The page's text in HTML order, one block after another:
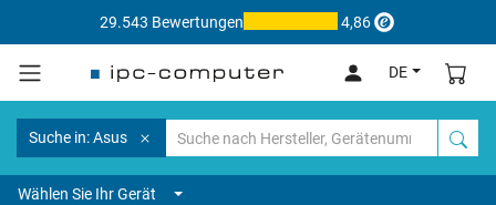
29.543 Bewertungen 4,86
DE
Suche in: Asus
Wählen Sie Ihr Gerät